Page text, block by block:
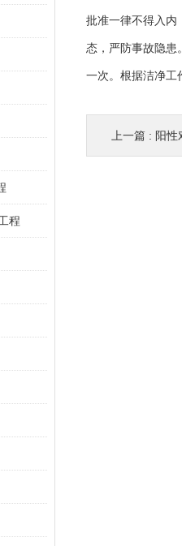
程
批准一律不得入内
态，严防事故隐患
一次。根据洁净工
上一篇 : 阳性